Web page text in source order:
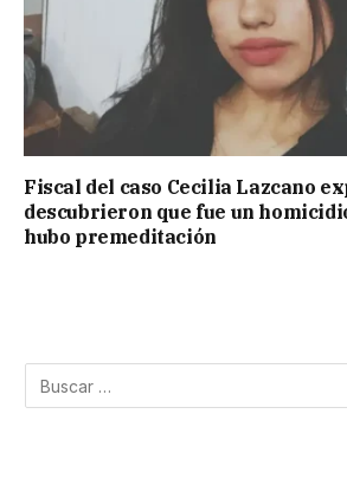
Fiscal del caso Cecilia Lazcano
descubrieron que fue un
hubo premeditación